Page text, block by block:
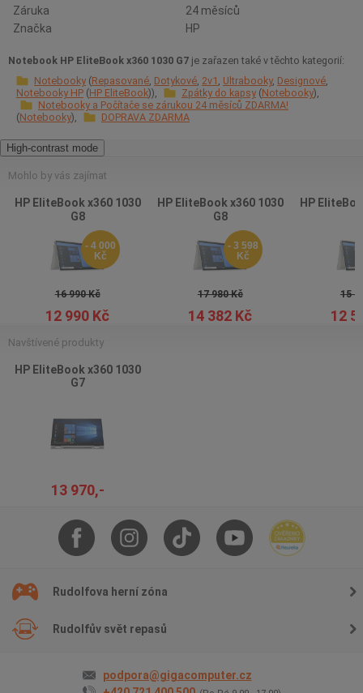
Záruka
24 měsíců
Značka
HP
Notebook HP EliteBook x360 1030 G7 je zařazen také v těchto kategorií:
Notebooky Repasované Dotykové 2v1 Ultrabooky Designové
Notebooky HP HP EliteBook Zpátky do kapsy Notebooky
Notebooky a Počítače se zárukou 24 měsíců ZDARMA!
Notebooky
DOPRAVA ZDARMA
High-contrast mode
Mohlo by vás zajímat
HP EliteBook x360 1030
G8
- 4 000
Kč
16 990 Kč
12 990 Kč
HP EliteBook x360 1030
G8
- 3 598
Kč
17 980 Kč
14 382 Kč
HP
15
12
Navštívené produkty
HP EliteBook x360 1030
G7
13 970,-
Rudolfova herní zóna
Rudolfův svět repasů
podpora@gigacomputer.cz